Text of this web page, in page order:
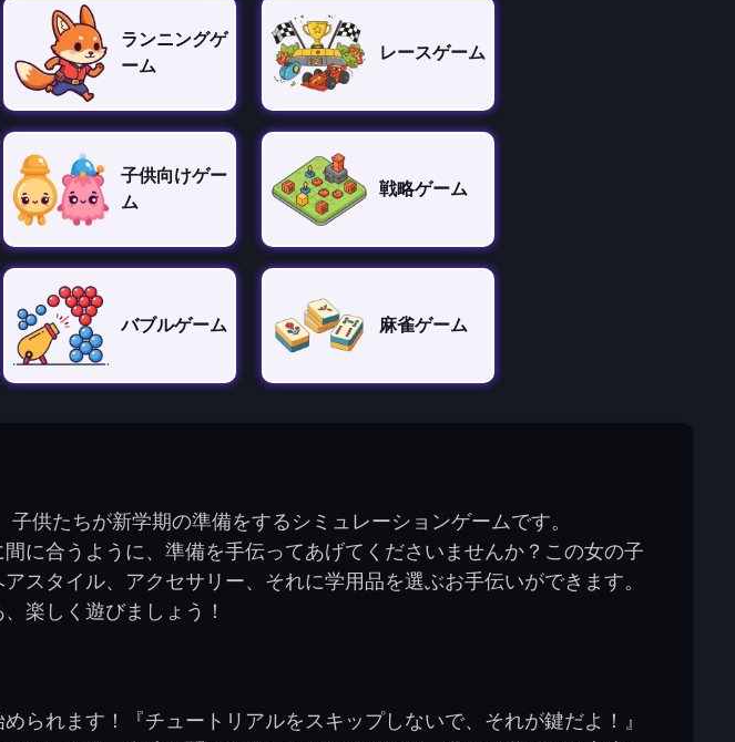
ランニングゲ
ーム
レースゲーム
子供向けゲー
ム
戦略ゲーム
バブルゲーム 麻雀ゲーム
供たちが新学期の準備をするシミュレーションゲームです。
に合うように、準備を手伝ってあげてくださいませんか？この女の子
スタイル、アクセサリー、それに学用品を選ぶお手伝いができます。
楽しく遊びましょう！
られます！『チュートリアルをスキップしないで、それが鍵だよ！』